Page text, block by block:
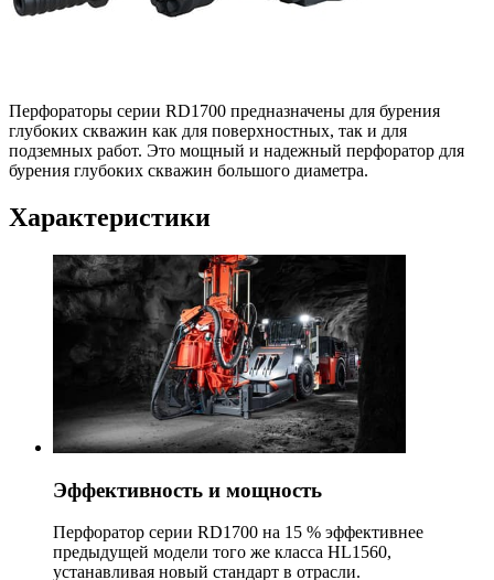
Перфораторы серии RD1700 предназначены для бурения
глубоких скважин как для поверхностных, так и для
подземных работ. Это мощный и надежный перфоратор для
бурения глубоких скважин большого диаметра.
Характеристики
Эффективность и мощность
Перфоратор серии RD1700 на 15 % эффективнее
предыдущей модели того же класса HL1560,
устанавливая новый стандарт в отрасли.